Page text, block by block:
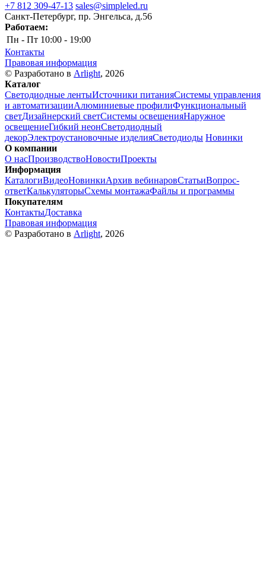
+7 812 309-47-13 sales@simpleled.ru
Санкт-Петербург, пр. Энгельса, д.56
Работаем:
Пн - Пт 10:00 - 19:00
Контакты
Правовая информация
© Разработано в Arlight, 2026
Каталог
Светодиодные лентыИсточники питанияСистемы управления
и автоматизацииАлюминиевые профилиФункциональный
светДизайнерский светСистемы освещенияНаружное
освещениеГибкий неонСветодиодный
декорЭлектроустановочные изделияСветодиоды Новинки
О компании
О насПроизводствоНовостиПроекты
Информация
КаталогиВидеоНовинкиАрхив вебинаровСтатьиВопрос-
ответКалькуляторыСхемы монтажаФайлы и программы
Покупателям
КонтактыДоставка
Правовая информация
© Разработано в Arlight, 2026